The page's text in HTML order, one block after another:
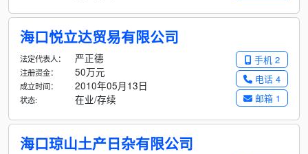
海口悦立达贸易有限公司
手机 2
电话 4
邮箱 1
法定代表人： 严正德
注册资金： 50万元
成立时间： 2010年05月13日
状态: 在业/存续
海口琼山土产日杂有限公司